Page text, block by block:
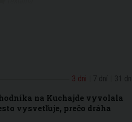
3 dni
na Kuchajde vyvolala
vysvetľuje, prečo dráha